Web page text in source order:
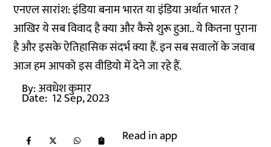
एनएल सारांश: इंडिया बनाम भारत या इंडिया अर्थात भारत ?
आखिर ये सब विवाद है क्या और कैसे शुरू हुआ.. ये कितना पुराना
है और इसके ऐतिहासिक संदर्भ क्या हैं. इन सब सवालों के जवाब
आज हम आपको इस वीडियो में देने जा रहे हैं.
By:अवधेश कुमार
Date: 12 Sep, 2023
Read in app